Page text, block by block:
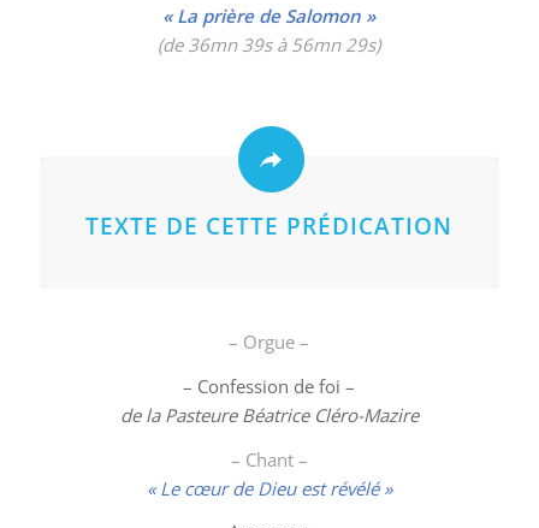
« La prière de Salomon »
(de 36mn 39s à 56mn 29s)
TEXTE DE CETTE PRÉDICATION
– Orgue –
– Confession de foi –
de la Pasteure Béatrice Cléro-Mazire
– Chant –
« Le cœur de Dieu est révélé »